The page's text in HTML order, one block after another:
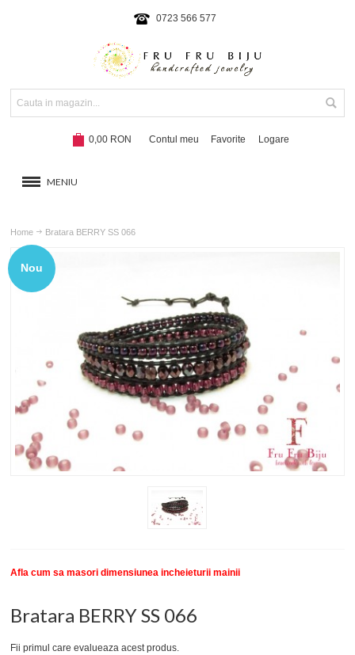
0723 566 577
0,00 RON Contul meu Favorite Logare
MENIU
COLIERE SI SETURI
NOUTATI 2024 Hot!
SETURI BRATARI New
COLECTII BRATARI
DESPRE NOI
Home Bratara BERRY SS 066
Nou
Afla cum sa masori dimensiunea incheieturii mainii
Bratara BERRY SS 066
Fii primul care evalueaza acest produs.